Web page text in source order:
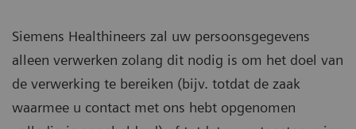
Siemens Healthineers zal uw persoonsgegevens
alleen verwerken zolang dit nodig is om het doel van
de verwerking te bereiken (bijv. totdat de zaak
waarmee u contact met ons hebt opgenomen